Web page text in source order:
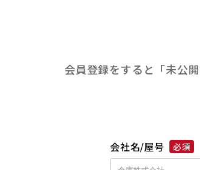
会員登録をすると「未公
会社名/屋号 必須